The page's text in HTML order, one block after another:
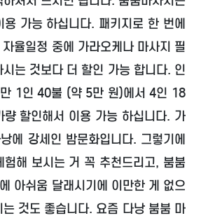
가능 하십니다. 패키지로 한 번에
율일정 중에 가라오케나 마사지 필
는 것보다 더 할인 가능 합니다. 인
1인 40불 (약 5만 원)에서 4인 18
할인해서 이용 가능 하십니다. 가
에 강세인 밤문화입니다. 그렇기에
해 보시는 거 꼭 추천드리고, 붐붐
아쉬움 달래시기에 이만한 게 없으
것도 좋습니다. 요즘 다낭 붐붐 마